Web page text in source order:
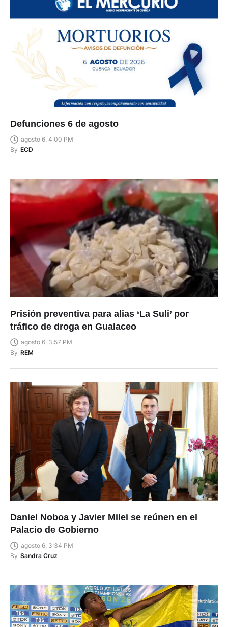
Defunciones 6 de agosto
agosto 6, 4:00 PM
By ECD
Prisión preventiva para alias ‘La Suli’ por
tráfico de droga en Gualaceo
agosto 6, 3:57 PM
By REM
Daniel Noboa y Javier Milei se reúnen en el
Palacio de Gobierno
agosto 6, 3:34 PM
By Sandra Cruz